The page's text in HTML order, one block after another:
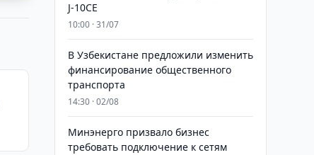
J-10CE
10:00 · 31/07
В Узбекистане предложили изменить
финансирование общественного
транспорта
14:30 · 02/08
Минэнерго призвало бизнес
требовать подключение к сетям